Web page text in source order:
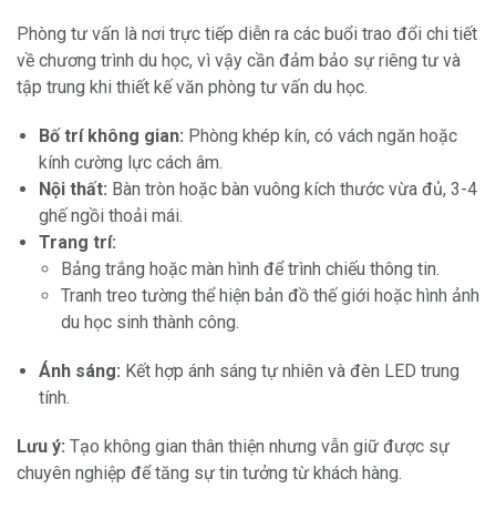
Phòng tư vấn là nơi trực tiếp diễn ra các buổi trao đổi chi tiết
về chương trình du học, vì vậy cần đảm bảo sự riêng tư và
tập trung khi thiết kế văn phòng tư vấn du học.
Bố trí không gian: Phòng khép kín, có vách ngăn hoặc
kính cường lực cách âm.
Nội thất: Bàn tròn hoặc bàn vuông kích thước vừa đủ, 3-4
ghế ngồi thoải mái.
Trang trí:
Bảng trắng hoặc màn hình để trình chiếu thông tin.
Tranh treo tường thể hiện bản đồ thế giới hoặc hình ảnh
du học sinh thành công.
Ánh sáng: Kết hợp ánh sáng tự nhiên và đèn LED trung
tính.
Lưu ý: Tạo không gian thân thiện nhưng vẫn giữ được sự
chuyên nghiệp để tăng sự tin tưởng từ khách hàng.